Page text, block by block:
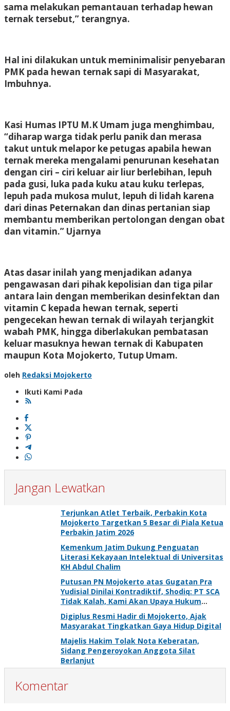
sama melakukan pemantauan terhadap hewan
ternak tersebut,” terangnya.
Hal ini dilakukan untuk meminimalisir penyebaran
PMK pada hewan ternak sapi di Masyarakat,
Imbuhnya.
Kasi Humas IPTU M.K Umam juga menghimbau,
“diharap warga tidak perlu panik dan merasa
takut untuk melapor ke petugas apabila hewan
ternak mereka mengalami penurunan kesehatan
dengan ciri – ciri keluar air liur berlebihan, lepuh
pada gusi, luka pada kuku atau kuku terlepas,
lepuh pada mukosa mulut, lepuh di lidah karena
dari dinas Peternakan dan dinas pertanian siap
membantu memberikan pertolongan dengan obat
dan vitamin.” Ujarnya
Atas dasar inilah yang menjadikan adanya
pengawasan dari pihak kepolisian dan tiga pilar
antara lain dengan memberikan desinfektan dan
vitamin C kepada hewan ternak, seperti
pengecekan hewan ternak di wilayah terjangkit
wabah PMK, hingga diberlakukan pembatasan
keluar masuknya hewan ternak di Kabupaten
maupun Kota Mojokerto, Tutup Umam.
oleh Redaksi Mojokerto
Ikuti Kami Pada
Jangan Lewatkan
Terjunkan Atlet Terbaik, Perbakin Kota
Mojokerto Targetkan 5 Besar di Piala Ketua
Perbakin Jatim 2026
Kemenkum Jatim Dukung Penguatan
Literasi Kekayaan Intelektual di Universitas
KH Abdul Chalim
Putusan PN Mojokerto atas Gugatan Pra
Yudisial Dinilai Kontradiktif, Shodiq: PT SCA
Tidak Kalah, Kami Akan Upaya Hukum
Digiplus Resmi Hadir di Mojokerto, Ajak
Masyarakat Tingkatkan Gaya Hidup Digital
Majelis Hakim Tolak Nota Keberatan,
Sidang Pengeroyokan Anggota Silat
Berlanjut
Komentar